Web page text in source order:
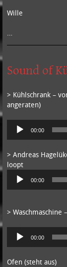
Wille
Sound of
> Kühlschrank –
angeraten)
Audio-
Player
00:00
> Andreas
loopt
Audio-
Player
00:00
> Waschmaschine
Audio-
Player
00:00
Ofen (steht aus)